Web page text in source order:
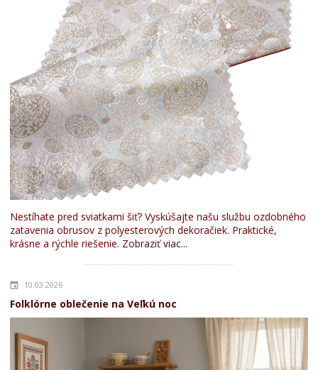
Nestíhate pred sviatkami šiť? Vyskúšajte našu službu ozdobného
zatavenia obrusov z polyesterových dekoračiek. Praktické,
krásne a rýchle riešenie. Zobraziť viac...
10.03.2026
Folklórne oblečenie na Veľkú noc